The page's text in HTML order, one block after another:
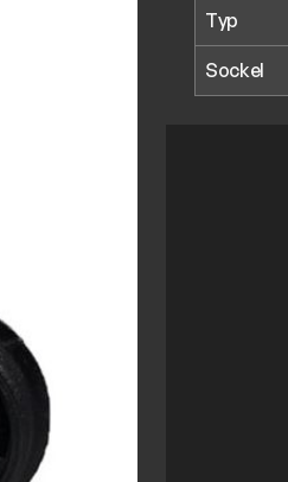
Typ
Sockel